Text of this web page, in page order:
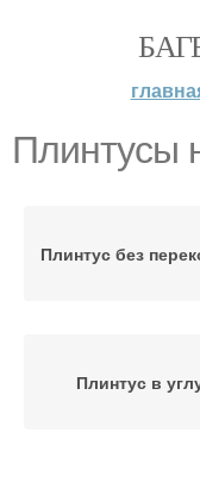
Плинтусы
Плинтус без
Плинтус в